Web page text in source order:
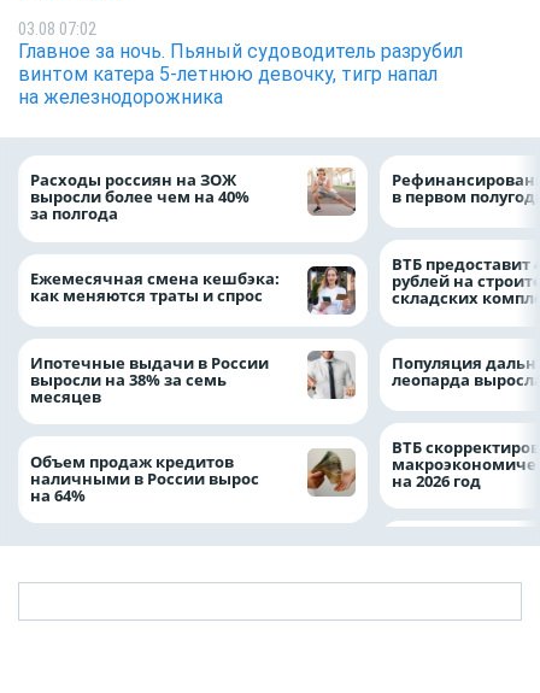
03.08 07:02
Главное за ночь. Пьяный судоводитель разрубил
винтом катера 5-летнюю девочку, тигр напал
на железнодорожника
Расходы россиян на ЗОЖ
выросли более чем на 40%
за полгода
Ежемесячная смена кешбэка:
как меняются траты и спрос
Ипотечные выдачи в России
выросли на 38% за семь
месяцев
Объем продаж кредитов
наличными в России вырос
на 64%
в первом
ВТБ предоставит
рублей на
складских
Популяция
леопарда
ВТБ
на 2026 год